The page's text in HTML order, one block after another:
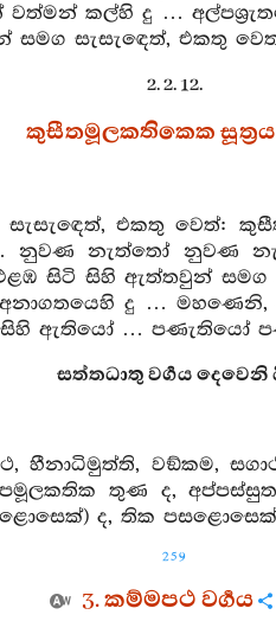
කල්හි දු …
සැසැඳෙත්, එකතු
2. 2. 12.
කුසීතමූලකතිකෙක සූත්‍රය
එකතු වෙත්:
නැත්තෝ නුවණ
සිටි සිහි ඇත්තවුන් සමග
දු …
ඇතියෝ … පණැතියෝ
සත්තධාතු වර්‍ගය දෙවෙනි
හීනාධිමුත්ති, වඞ්කම,
තුණ ද,
ද, තික පසළොසෙක්
259
3. කම්මපථ වර්‍ගය